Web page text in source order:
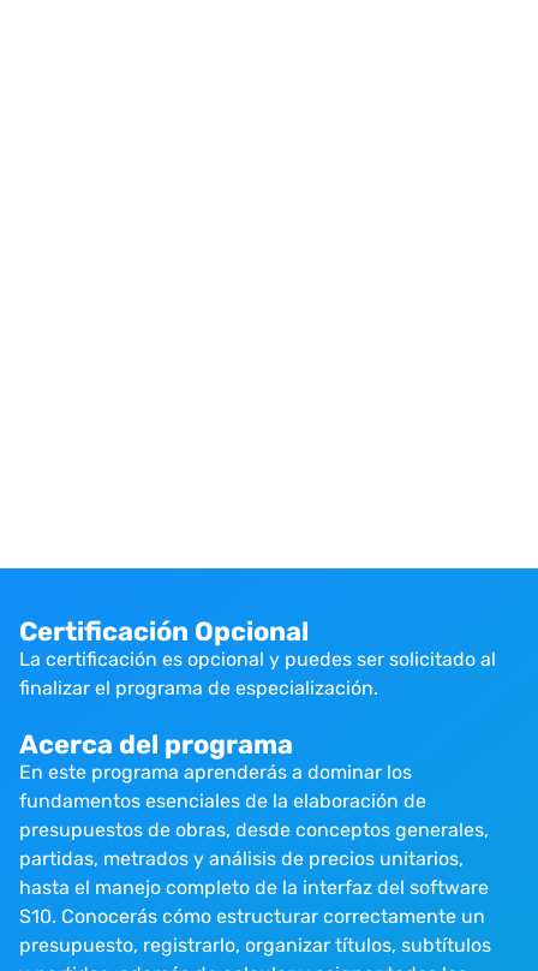
Certificación Opcional
La certificación es opcional y puedes ser solicitado al
finalizar el programa de especialización.
Acerca del programa
En este programa aprenderás a dominar los
fundamentos esenciales de la elaboración de
presupuestos de obras, desde conceptos generales,
partidas, metrados y análisis de precios unitarios,
hasta el manejo completo de la interfaz del software
S10. Conocerás cómo estructurar correctamente un
presupuesto, registrarlo, organizar títulos, subtítulos